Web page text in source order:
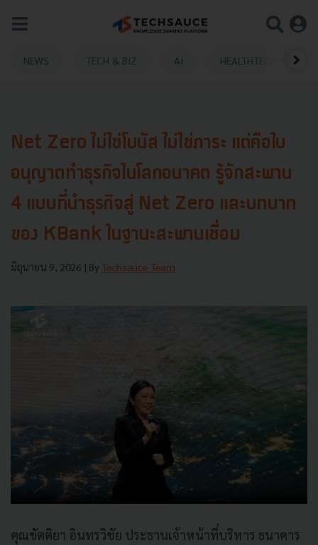
NEWS TECH & BIZ AI HEALTHTECH
Net Zero ไม่ใช่โบนัส ไม่ใช่ภาระ แต่คือใบ
อนุญาตทำธุรกิจในโลกอนาคต รู้จักสะพาน
4 แบบที่นำธุรกิจสู่ Net Zero และบทบาท
ของ KBank ในฐานะสะพานเชื่อม
มิถุนายน 9, 2026 | By Techsauce Team
คุณขัตติยา อินทรวิชัย ประธานเจ้าหน้าที่บริหาร ธนาคาร